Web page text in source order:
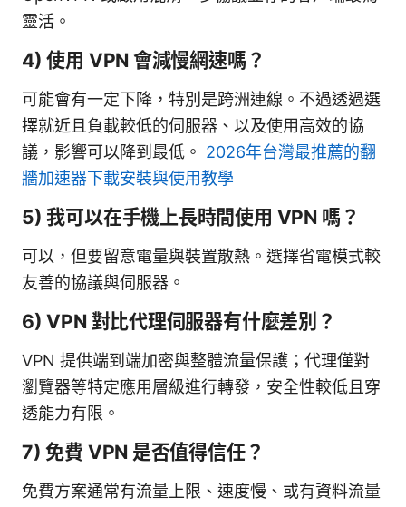
靈活。
4) 使用 VPN 會減慢網速嗎？
可能會有一定下降，特別是跨洲連線。不過透過選
擇就近且負載較低的伺服器、以及使用高效的協
議，影響可以降到最低。 2026年台灣最推薦的翻
牆加速器下載安裝與使用教學
5) 我可以在手機上長時間使用 VPN 嗎？
可以，但要留意電量與裝置散熱。選擇省電模式較
友善的協議與伺服器。
6) VPN 對比代理伺服器有什麼差別？
VPN 提供端到端加密與整體流量保護；代理僅對
瀏覽器等特定應用層級進行轉發，安全性較低且穿
透能力有限。
7) 免費 VPN 是否值得信任？
免費方案通常有流量上限、速度慢、或有資料流量